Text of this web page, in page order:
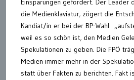
Einsparungen gefordert. Der Leader
die Medienklaviatur, zögert die
Kandiat/in er bei der BP-Wahl
weil es so schön ist, den Medien
Spekulationen zu geben. Die FPÖ
Medien immer mehr in der
statt über Fakten zu berichten. Fakt